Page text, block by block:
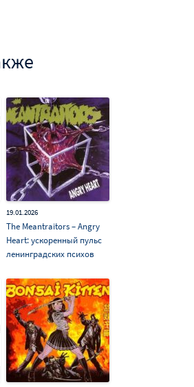
19.01.2026
The Meantraitors – Angry
Heart: ускоренный пульс
ленинградских психов